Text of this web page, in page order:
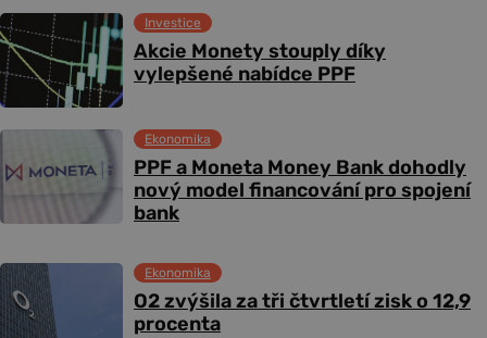
Akcie Monety stouply díky
vylepšené nabídce PPF
Investice
PPF a Moneta Money Bank dohodly
nový model financování pro spojení
bank
Ekonomika
O2 zvýšila za tři čtvrtletí zisk o 12,9
procenta
Ekonomika